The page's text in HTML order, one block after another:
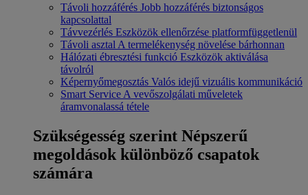
Távoli hozzáférés Jobb hozzáférés biztonságos
kapcsolattal
Távvezérlés Eszközök ellenőrzése platformfüggetlenül
Távoli asztal A termelékenység növelése bárhonnan
Hálózati ébresztési funkció Eszközök aktiválása
távolról
Képernyőmegosztás Valós idejű vizuális kommunikáció
Smart Service A vevőszolgálati műveletek
áramvonalassá tétele
Szükségesség szerint Népszerű
megoldások különböző csapatok
számára